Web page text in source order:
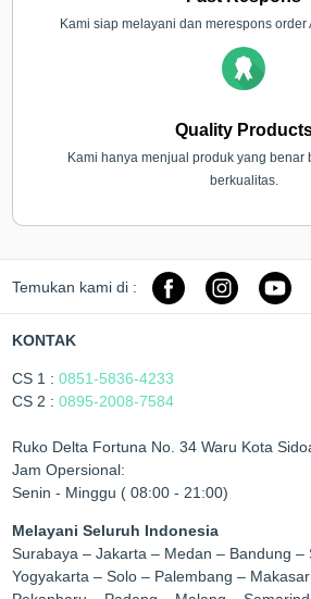
Kami siap melayani dan merespons order
Quality
Kami hanya menjual produk yang benar
berkualitas.
Temukan kami di :
KONTAK
CS 1 :0851-5836-4233
CS 2 :0895-2008-7584
Ruko Delta Fortuna No. 34 Waru Kota
Jam Opersional:
Senin - Minggu ( 08:00 - 21:00)
Melayani Seluruh Indonesia
Surabaya – Jakarta – Medan – Bandung –
Yogyakarta – Solo – Palembang –